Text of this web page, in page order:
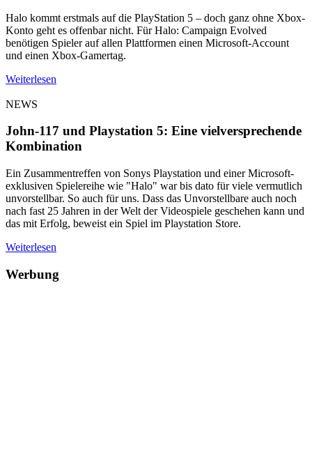
Halo kommt erstmals auf die PlayStation 5 – doch ganz ohne Xbox-
Konto geht es offenbar nicht. Für Halo: Campaign Evolved
benötigen Spieler auf allen Plattformen einen Microsoft-Account
und einen Xbox-Gamertag.
Weiterlesen
NEWS
John-117 und Playstation 5: Eine vielversprechende
Kombination
Ein Zusammentreffen von Sonys Playstation und einer Microsoft-
exklusiven Spielereihe wie "Halo" war bis dato für viele vermutlich
unvorstellbar. So auch für uns. Dass das Unvorstellbare auch noch
nach fast 25 Jahren in der Welt der Videospiele geschehen kann und
das mit Erfolg, beweist ein Spiel im Playstation Store.
Weiterlesen
Werbung